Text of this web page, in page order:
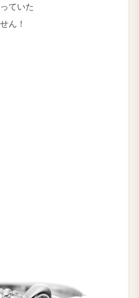
ていた
ん！